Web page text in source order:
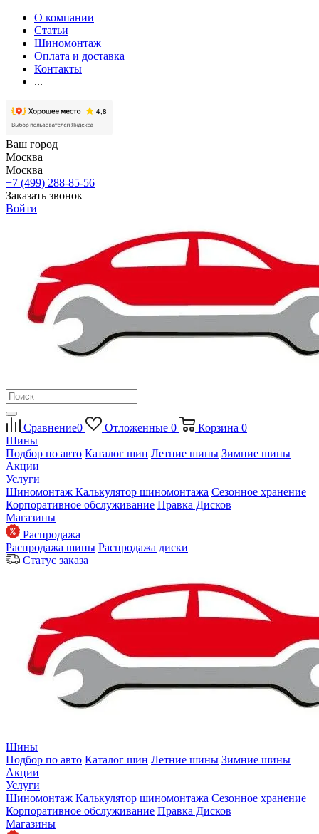
О компании
Статьи
Шиномонтаж
Оплата и доставка
Контакты
...
Ваш город
Москва
Москва
+7 (499) 288-85-56
Заказать звонок
Войти
Сравнение0 Отложенные 0 Корзина 0
Шины
Подбор по авто Каталог шин Летние шины Зимние шины
Акции
Услуги
Шиномонтаж Калькулятор шиномонтажа Сезонное хранение
Корпоративное обслуживание Правка Дисков
Магазины
Распродажа
Распродажа шины Распродажа диски
Статус заказа
Шины
Подбор по авто Каталог шин Летние шины Зимние шины
Акции
Услуги
Шиномонтаж Калькулятор шиномонтажа Сезонное хранение
Корпоративное обслуживание Правка Дисков
Магазины